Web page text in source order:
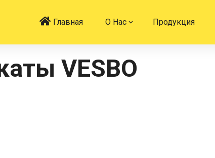
Главная О Нас Продукция
VESBO